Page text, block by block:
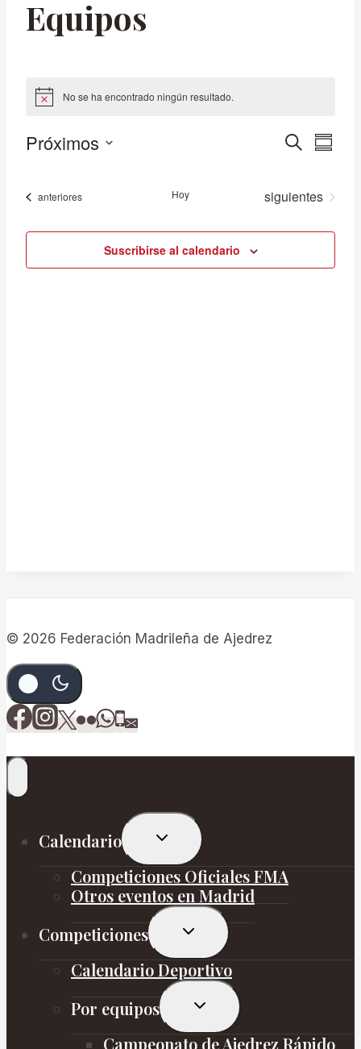
Equipos
Eventos
Aviso No se ha encontrado ningún resultado.
de
y
Buscar
de
Próximos
Eventos
anteriores Hoy Eventos
siguientes
Suscribirse al calendario
© 2026 Federación Madrileña de Ajedrez
Calendario
Alternar
Competiciones Oficiales FMA
Otros eventos en Madrid
Competiciones
Alternar
Calendario Deportivo
Por equipos
Alternar
Campeonato de Ajedrez Rápido